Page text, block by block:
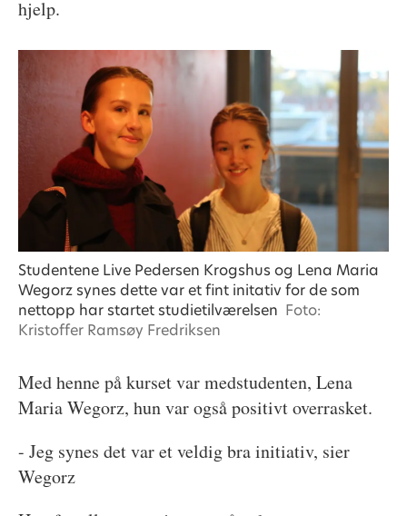
hjelp.
Studentene Live Pedersen Krogshus og Lena Maria
Wegorz synes dette var et fint initativ for de som
nettopp har startet studietilværelsen Foto:
Kristoffer Ramsøy Fredriksen
Med henne på kurset var medstudenten, Lena
Maria Wegorz, hun var også positivt overrasket.
- Jeg synes det var et veldig bra initiativ, sier
Wegorz